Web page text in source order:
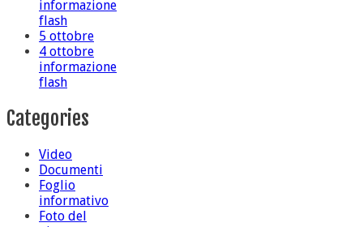
informazione
flash
5 ottobre
4 ottobre
informazione
flash
Categories
Video
Documenti
Foglio
informativo
Foto del